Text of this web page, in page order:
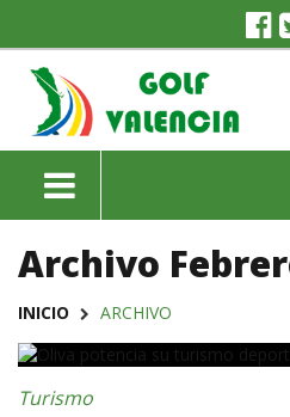
Archivo
INICIO ARCHIVO
Turismo